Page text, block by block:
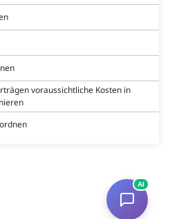
voraussichtliche Kosten in
AI